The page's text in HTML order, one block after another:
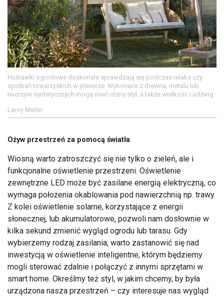
Huśtawki ogrodowe doskonale sprawdzają się podczas relaks czy
spotkań towarzyskich w plenerze. Wykonane z drewna, metalu lub
tworzyw syntetycznych mogą mieć różny styl, a także wielkość i udźwig
Leroy Merlin
Ożyw przestrzeń za pomocą światła
Wiosną warto zatroszczyć się nie tylko o zieleń, ale i
funkcjonalne oświetlenie przestrzeni. Oświetlenie
zewnętrzne LED może być zasilane energią elektryczną, co
wymaga położenia okablowania pod nawierzchnią np. trawy.
Z kolei oświetlenie solarne, korzystające z energii
słonecznej, lub akumulatorowe, pozwoli nam dosłownie w
kilka sekund zmienić wygląd ogrodu lub tarasu. Gdy
wybierzemy rodzaj zasilania, warto zastanowić się nad
inwestycją w oświetlenie inteligentne, którym będziemy
mogli sterować zdalnie i połączyć z innymi sprzętami w
smart home. Określmy też styl, w jakim chcemy, by była
urządzona nasza przestrzeń – czy interesuje nas wygląd